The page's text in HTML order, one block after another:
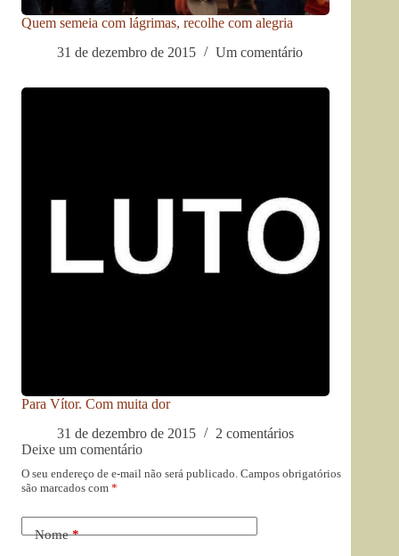
Quem semeia com lágrimas, recolhe com alegria
31 de dezembro de 2015
Um comentário
Para Vítor. Com muita dor
31 de dezembro de 2015
2 comentários
Deixe um comentário
O seu endereço de e-mail não será publicado. Campos obrigatórios
são marcados com *
Nome*